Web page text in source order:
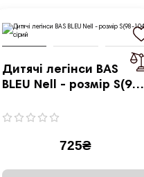
Дитячі легінси BAS
BLEU Nell - розмір S(98-
725₴